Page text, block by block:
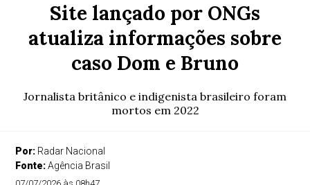
Site lançado por ONGs
atualiza informações sobre
caso Dom e Bruno
Jornalista britânico e indigenista brasileiro foram
mortos em 2022
Por: Radar Nacional
Fonte:Agência Brasil